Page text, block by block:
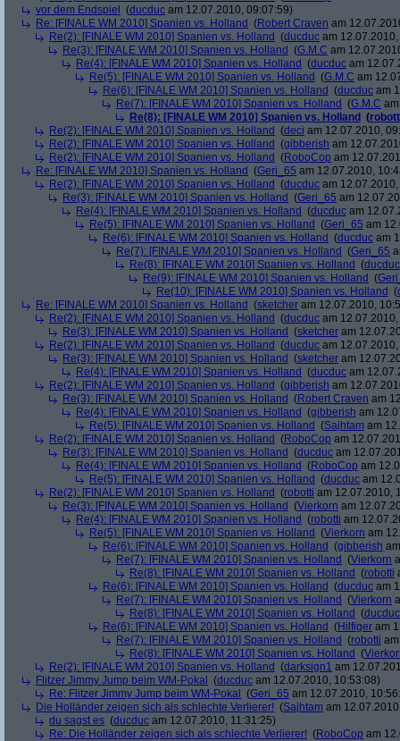
vor dem Endspiel
(ducduc am 12.07.2010, 09:07:59)
Re: [FINALE WM 2010] Spanien vs. Holland (Robert Craven am
Re(2): [FINALE WM 2010] Spanien vs. Holland (ducduc am
Re(3): [FINALE WM 2010] Spanien vs. Holland (G.M.C am
Re(4): [FINALE WM 2010] Spanien vs. Holland (ducduc am
Re(5): [FINALE WM 2010] Spanien vs. Holland (G.M.C am
Re(6): [FINALE WM 2010] Spanien vs. Holland (ducduc am
Re(7): [FINALE WM 2010] Spanien vs. Holland (G.M.C
Re(8): [FINALE WM 2010] Spanien vs. Holland (
Re(2): [FINALE WM 2010] Spanien vs. Holland (deci am 12.07.2010,
Re(2): [FINALE WM 2010] Spanien vs. Holland (gibberish am
Re(2): [FINALE WM 2010] Spanien vs. Holland (RoboCop am
Re: [FINALE WM 2010] Spanien vs. Holland (Geri_65 am 12.07.2010,
Re(2): [FINALE WM 2010] Spanien vs. Holland (ducduc am
Re(3): [FINALE WM 2010] Spanien vs. Holland (Geri_65 am
Re(4): [FINALE WM 2010] Spanien vs. Holland (ducduc am
Re(5): [FINALE WM 2010] Spanien vs. Holland (Geri_65 am
Re(6): [FINALE WM 2010] Spanien vs. Holland (ducduc am
Re(7): [FINALE WM 2010] Spanien vs. Holland (Geri_65
Re(8): [FINALE WM 2010] Spanien vs. Holland (ducduc
Re(9): [FINALE WM 2010] Spanien vs. Holland (
Re(10): [FINALE WM 2010] Spanien vs. Holland (
Re: [FINALE WM 2010] Spanien vs. Holland (sketcher am 12.07.2010,
Re(2): [FINALE WM 2010] Spanien vs. Holland (ducduc am
Re(3): [FINALE WM 2010] Spanien vs. Holland (sketcher am
Re(2): [FINALE WM 2010] Spanien vs. Holland (ducduc am
Re(3): [FINALE WM 2010] Spanien vs. Holland (sketcher am
Re(4): [FINALE WM 2010] Spanien vs. Holland (ducduc am
Re(2): [FINALE WM 2010] Spanien vs. Holland (gibberish am
Re(3): [FINALE WM 2010] Spanien vs. Holland (Robert Craven am
Re(4): [FINALE WM 2010] Spanien vs. Holland (gibberish am
Re(5): [FINALE WM 2010] Spanien vs. Holland (Sajhtam am
Re(2): [FINALE WM 2010] Spanien vs. Holland (RoboCop am
Re(3): [FINALE WM 2010] Spanien vs. Holland (ducduc am
Re(4): [FINALE WM 2010] Spanien vs. Holland (RoboCop am
Re(5): [FINALE WM 2010] Spanien vs. Holland (ducduc am
Re(2): [FINALE WM 2010] Spanien vs. Holland (robotti am 12.07.2010,
Re(3): [FINALE WM 2010] Spanien vs. Holland (Vierkorn am
Re(4): [FINALE WM 2010] Spanien vs. Holland (robotti am
Re(5): [FINALE WM 2010] Spanien vs. Holland (Vierkorn am
Re(6): [FINALE WM 2010] Spanien vs. Holland (gibberish
Re(7): [FINALE WM 2010] Spanien vs. Holland (Vierkorn
Re(8): [FINALE WM 2010] Spanien vs. Holland (robotti
Re(6): [FINALE WM 2010] Spanien vs. Holland (ducduc am
Re(7): [FINALE WM 2010] Spanien vs. Holland (Vierkorn
Re(8): [FINALE WM 2010] Spanien vs. Holland (ducduc
Re(6): [FINALE WM 2010] Spanien vs. Holland (Hilfiger am
Re(7): [FINALE WM 2010] Spanien vs. Holland (robotti
Re(8): [FINALE WM 2010] Spanien vs. Holland (
Re(2): [FINALE WM 2010] Spanien vs. Holland (darksign1 am
Flitzer Jimmy Jump beim WM-Pokal
(ducduc am 12.07.2010, 10:53:08)
Re: Flitzer Jimmy Jump beim WM-Pokal
(Geri_65 am 12.07.2010,
Die Holländer zeigen sich als schlechte Verlierer! (Sajhtam am
du sagst es (ducduc am 12.07.2010, 11:31:25)
Re: Die Holländer zeigen sich als schlechte Verlierer! (RoboCop am